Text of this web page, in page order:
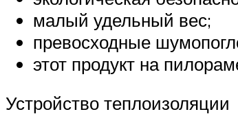
малый удельный вес;
превосходные
этот продукт на
Устройство теплоизоляции